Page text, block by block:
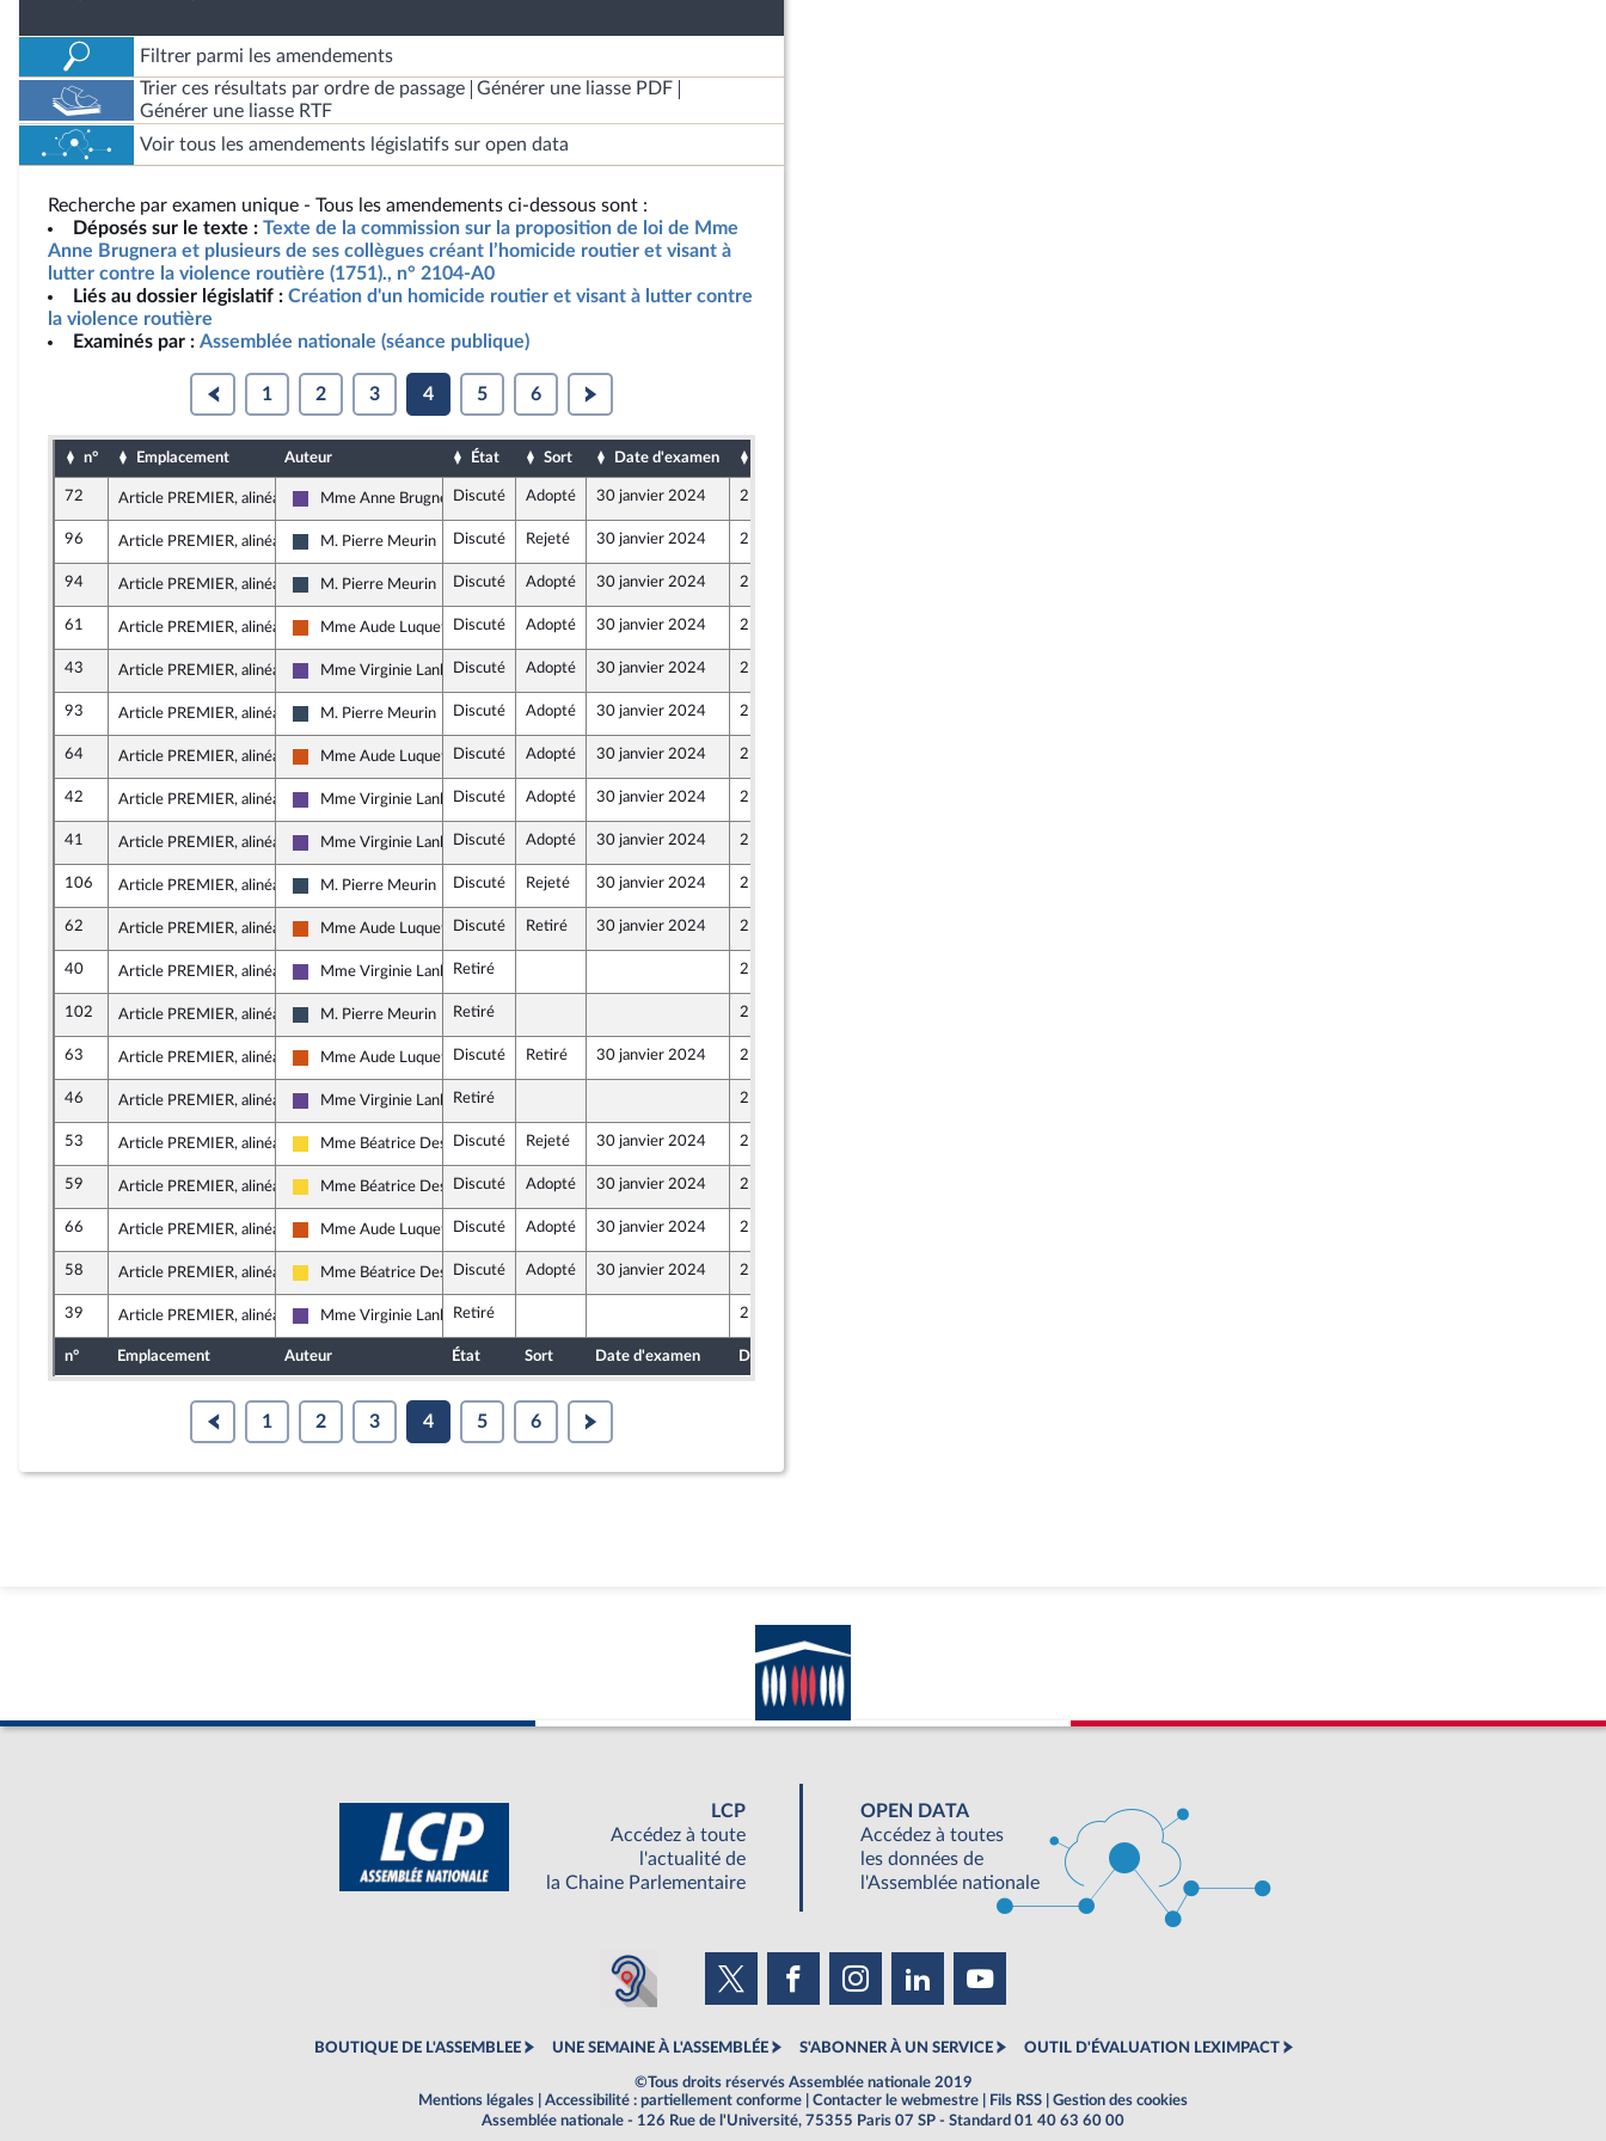
Filtrer parmi les amendements
Trier ces résultats par ordre de passage
Générer une liasse PDF
Générer une liasse RTF
Voir tous les amendements législatifs sur open data
Recherche par examen unique - Tous les amendements ci-dessous sont :
Déposés sur le texte : Texte de la commission sur la proposition de loi de Mme
Anne Brugnera et plusieurs de ses collègues créant l’homicide routier et visant à
lutter contre la violence routière (1751)., n° 2104-A0
Liés au dossier législatif : Création d'un homicide routier et visant à lutter contre
la violence routière
Examinés par : Assemblée nationale (séance publique)
1 2 3 4 5 6
n° Emplacement Auteur État Sort Date d'examen
72 Article PREMIER, alinéa 64
Renaissance
Mme Anne BrugneraDiscuté Adopté 30 janvier 2024 25 janvier 2024
96 Article PREMIER, alinéa 61
Rassemblement National
M. Pierre Meurin Discuté Rejeté 30 janvier 2024 25 janvier 2024
94 Article PREMIER, alinéa 60
Rassemblement National
M. Pierre Meurin Discuté Adopté 30 janvier 2024 25 janvier 2024
61 Article PREMIER, alinéa 60
Démocrate (MoDem et Indépendants)
Mme Aude Luquet Discuté Adopté 30 janvier 2024 25 janvier 2024
43 Article PREMIER, alinéa 60
Renaissance
Mme Virginie Lanlo Discuté Adopté 30 janvier 2024 25 janvier 2024
93 Article PREMIER, alinéa 59
Rassemblement National
M. Pierre Meurin Discuté Adopté 30 janvier 2024 25 janvier 2024
64 Article PREMIER, alinéa 59
Démocrate (MoDem et Indépendants)
Mme Aude Luquet Discuté Adopté 30 janvier 2024 25 janvier 2024
42 Article PREMIER, alinéa 59
Renaissance
Mme Virginie Lanlo Discuté Adopté 30 janvier 2024 25 janvier 2024
41 Article PREMIER, alinéa 58
Renaissance
Mme Virginie Lanlo Discuté Adopté 30 janvier 2024 25 janvier 2024
106 Article PREMIER, alinéa 55
Rassemblement National
M. Pierre Meurin Discuté Rejeté 30 janvier 2024 25 janvier 2024
62 Article PREMIER, alinéa 54
Démocrate (MoDem et Indépendants)
Mme Aude Luquet Discuté Retiré 30 janvier 2024 25 janvier 2024
40 Article PREMIER, alinéa 51
Renaissance
Mme Virginie Lanlo Retiré 25 janvier 2024
102 Article PREMIER, alinéa 51
Rassemblement National
M. Pierre Meurin Retiré 25 janvier 2024
63 Article PREMIER, alinéa 48
Démocrate (MoDem et Indépendants)
Mme Aude Luquet Discuté Retiré 30 janvier 2024 25 janvier 2024
46 Article PREMIER, alinéa 41
Renaissance
Mme Virginie Lanlo Retiré 25 janvier 2024
53 Article PREMIER, alinéa 40
Libertés, Indépendants, Outre-mer et Territoires
Mme Béatrice Descamps
Discuté Rejeté 30 janvier 2024 25 janvier 2024
59 Article PREMIER, alinéa 40
Libertés, Indépendants, Outre-mer et Territoires
Mme Béatrice Descamps
Discuté Adopté 30 janvier 2024 25 janvier 2024
66 Article PREMIER, alinéa 39
Démocrate (MoDem et Indépendants)
Mme Aude Luquet Discuté Adopté 30 janvier 2024 25 janvier 2024
58 Article PREMIER, alinéa 38
Libertés, Indépendants, Outre-mer et Territoires
Mme Béatrice Descamps
Discuté Adopté 30 janvier 2024 25 janvier 2024
39 Article PREMIER, alinéa 34
Renaissance
Mme Virginie Lanlo Retiré 25 janvier 2024
n° Emplacement Auteur État Sort Date d'examen Date de dépôt
1 2 3 4 5 6
LCP
Accédez à toute
l'actualité de
la Chaine Parlementaire
OPEN DATA
Accédez à toutes
les données de
l'Assemblée nationale
BOUTIQUE DE L'ASSEMBLEE UNE SEMAINE À L'ASSEMBLÉE S'ABONNER À UN SERVICE OUTIL D'ÉVALUATION LEXIMPACT
©Tous droits réservés Assemblée nationale 2019
Mentions légales
Accessibilité : partiellement conforme Contacter le webmestre Fils RSS
Gestion des cookies
Assemblée nationale - 126 Rue de l'Université, 75355 Paris 07 SP - Standard 01 40 63 60 00